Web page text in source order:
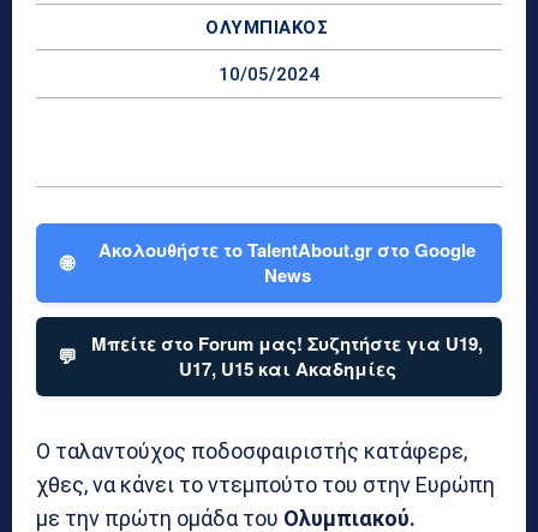
ΟΛΥΜΠΙΑΚΌΣ
10/05/2024
🌐
Ακολουθήστε το TalentAbout.gr στο Google
News
💬
Μπείτε στο Forum μας! Συζητήστε για U19,
U17, U15 και Ακαδημίες
Ο ταλαντούχος ποδοσφαιριστής κατάφερε,
χθες, να κάνει το ντεμπούτο του στην Ευρώπη
με την πρώτη ομάδα του Ολυμπιακού.